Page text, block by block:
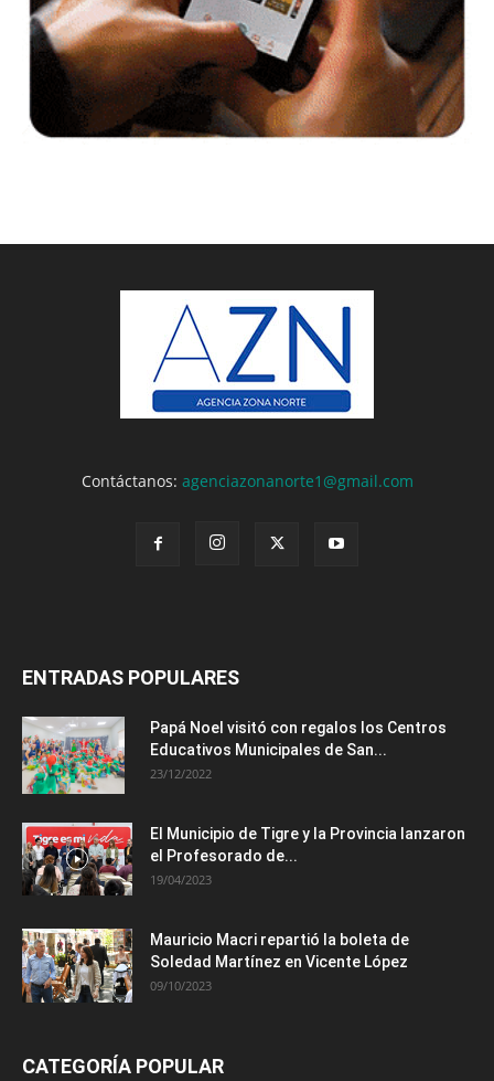
Contáctanos: agenciazonanorte1@gmail.com
ENTRADAS POPULARES
Papá Noel visitó con regalos los Centros
Educativos Municipales de San...
23/12/2022
El Municipio de Tigre y la Provincia lanzaron
el Profesorado de...
19/04/2023
Mauricio Macri repartió la boleta de
Soledad Martínez en Vicente López
09/10/2023
CATEGORÍA POPULAR